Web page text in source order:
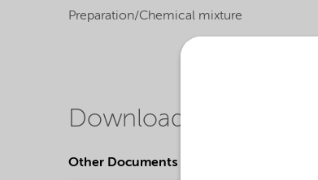
Preparation/Chemical mixture
Downloads
Other Documents